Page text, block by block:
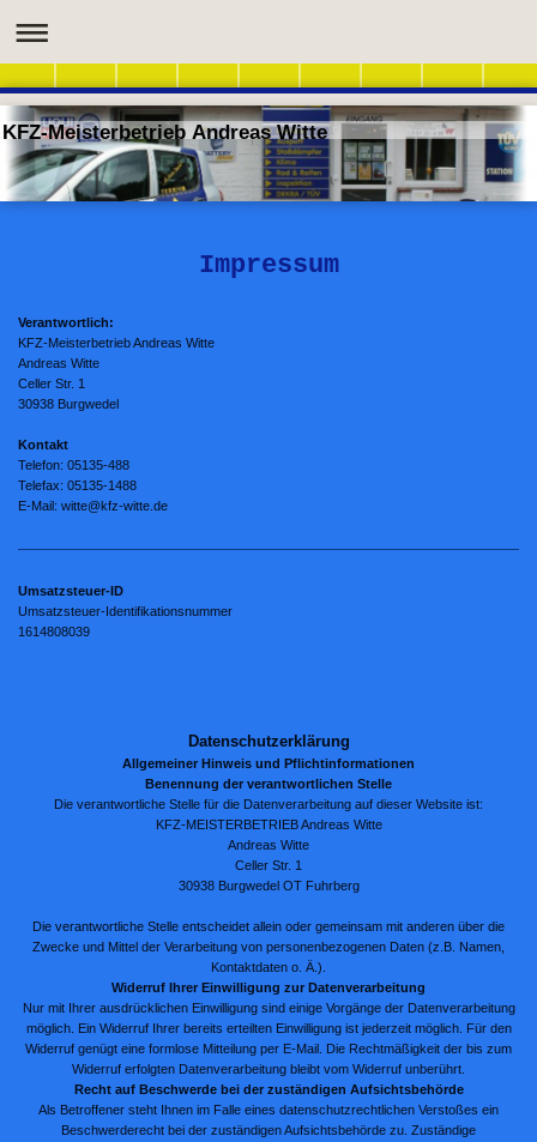
KFZ-Meisterbetrieb Andreas Witte
Impressum
Verantwortlich:
KFZ-Meisterbetrieb Andreas Witte
Andreas Witte
Celler Str. 1
30938 Burgwedel
Kontakt
Telefon: 05135-488
Telefax: 05135-1488
E-Mail: witte@kfz-witte.de
Umsatzsteuer-ID
Umsatzsteuer-Identifikationsnummer
1614808039
Datenschutzerklärung
Allgemeiner Hinweis und Pflichtinformationen
Benennung der verantwortlichen Stelle
Die verantwortliche Stelle für die Datenverarbeitung auf dieser Website ist:
KFZ-MEISTERBETRIEB Andreas Witte
Andreas Witte
Celler Str. 1
30938 Burgwedel OT Fuhrberg
Die verantwortliche Stelle entscheidet allein oder gemeinsam mit anderen über die
Zwecke und Mittel der Verarbeitung von personenbezogenen Daten (z.B. Namen,
Kontaktdaten o. Ä.).
Widerruf Ihrer Einwilligung zur Datenverarbeitung
Nur mit Ihrer ausdrücklichen Einwilligung sind einige Vorgänge der Datenverarbeitung
möglich. Ein Widerruf Ihrer bereits erteilten Einwilligung ist jederzeit möglich. Für den
Widerruf genügt eine formlose Mitteilung per E-Mail. Die Rechtmäßigkeit der bis zum
Widerruf erfolgten Datenverarbeitung bleibt vom Widerruf unberührt.
Recht auf Beschwerde bei der zuständigen Aufsichtsbehörde
Als Betroffener steht Ihnen im Falle eines datenschutzrechtlichen Verstoßes ein
Beschwerderecht bei der zuständigen Aufsichtsbehörde zu. Zuständige